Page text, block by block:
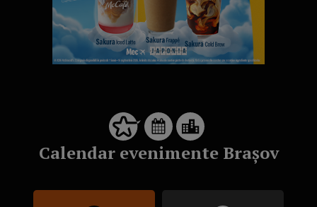
Calendar evenimente Brașov